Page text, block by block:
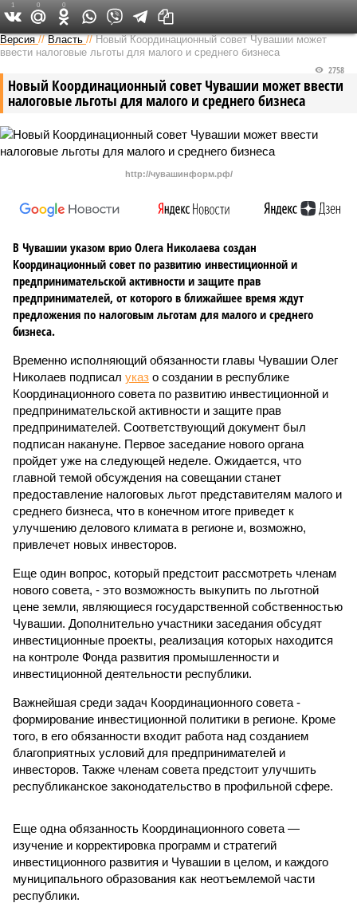
Версия в Чувашии
Версия //Власть //Новый Координационный совет Чувашии может
ввести налоговые льготы для малого и среднего бизнеса
Новый Координационный совет Чувашии может ввести
налоговые льготы для малого и среднего бизнеса
2758
http://чувашинформ.рф/
В Чувашии указом врио Олега Николаева создан
Координационный совет по развитию инвестиционной и
предпринимательской активности и защите прав
предпринимателей, от которого в ближайшее время ждут
предложения по налоговым льготам для малого и среднего
бизнеса.
Временно исполняющий обязанности главы Чувашии Олег
Николаев подписал указ о создании в республике
Координационного совета по развитию инвестиционной и
предпринимательской активности и защите прав
предпринимателей. Соответствующий документ был
подписан накануне. Первое заседание нового органа
пройдет уже на следующей неделе. Ожидается, что
главной темой обсуждения на совещании станет
предоставление налоговых льгот представителям малого и
среднего бизнеса, что в конечном итоге приведет к
улучшению делового климата в регионе и, возможно,
привлечет новых инвесторов.
Еще один вопрос, который предстоит рассмотреть членам
нового совета, - это возможность выкупить по льготной
цене земли, являющиеся государственной собственностью
Чувашии. Дополнительно участники заседания обсудят
инвестиционные проекты, реализация которых находится
на контроле Фонда развития промышленности и
инвестиционной деятельности республики.
Важнейшая среди задач Координационного совета -
формирование инвестиционной политики в регионе. Кроме
того, в его обязанности входит работа над созданием
благоприятных условий для предпринимателей и
инвесторов. Также членам совета предстоит улучшить
республиканское законодательство в профильной сфере.
Еще одна обязанность Координационного совета —
изучение и корректировка программ и стратегий
инвестиционного развития и Чувашии в целом, и каждого
муниципального образования как неотъемлемой части
республики.
1 0 0